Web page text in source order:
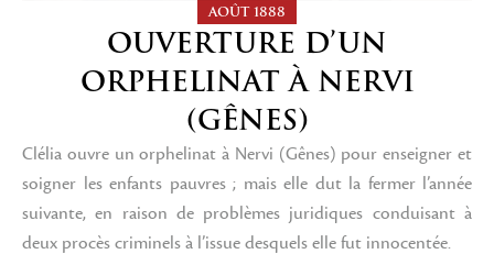
AOÛT 1888
OUVERTURE D’UN
ORPHELINAT À NERVI
(GÊNES)
Clélia ouvre un orphelinat à Nervi (Gênes) pour enseigner et
soigner les enfants pauvres ; mais elle dut la fermer l’année
suivante, en raison de problèmes juridiques conduisant à
deux procès criminels à l’issue desquels elle fut innocentée.